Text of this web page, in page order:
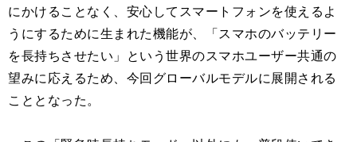
にかけることなく、安心してスマートフォンを使えるよ
うにするために生まれた機能が、「スマホのバッテリー
を長持ちさせたい」という世界のスマホユーザー共通の
望みに応えるため、今回グローバルモデルに展開される
こととなった。